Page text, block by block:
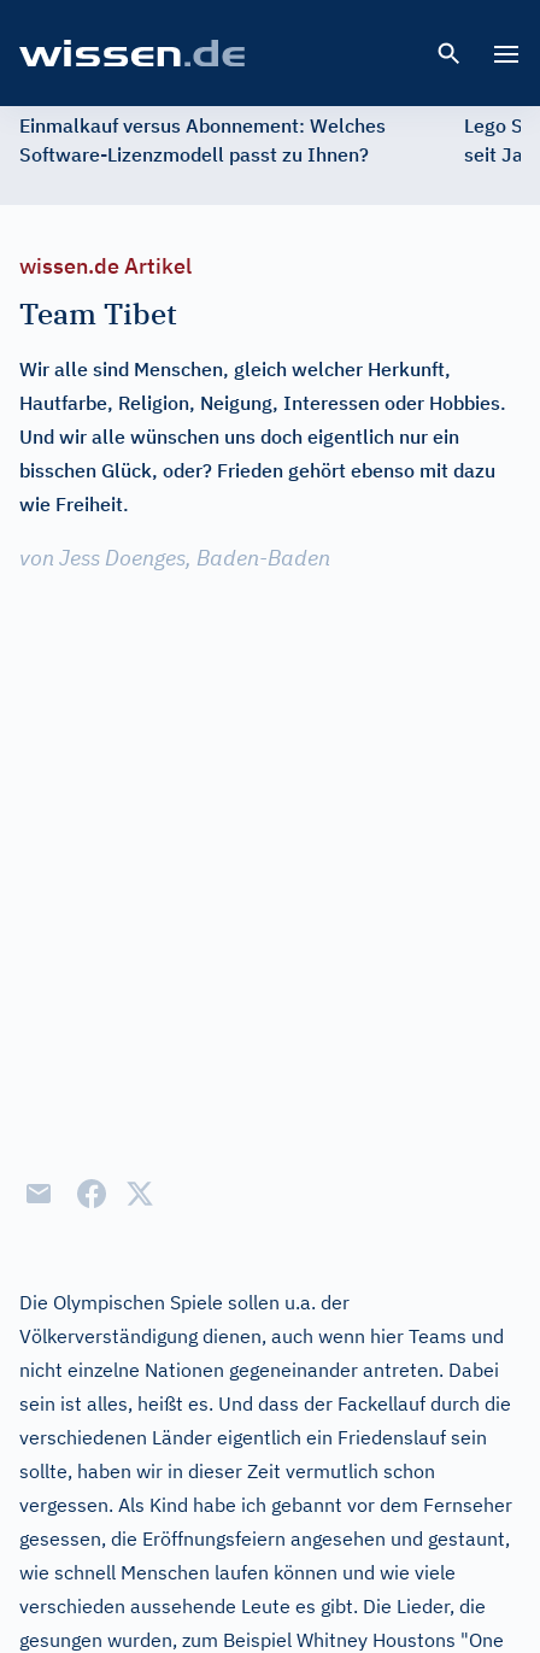
Einmalkauf versus Abonnement: Welches
Software-Lizenzmodell passt zu Ihnen?
Lego
seit
wissen.de Artikel
Team Tibet
Wir alle sind Menschen, gleich welcher Herkunft,
Hautfarbe, Religion, Neigung, Interessen oder Hobbies.
Und wir alle wünschen uns doch eigentlich nur ein
bisschen Glück, oder? Frieden gehört ebenso mit dazu
wie Freiheit.
von Jess Doenges, Baden-Baden
Die Olympischen Spiele sollen u.a. der
Völkerverständigung dienen, auch wenn hier Teams und
nicht einzelne Nationen gegeneinander antreten. Dabei
sein ist alles, heißt es. Und dass der Fackellauf durch die
verschiedenen Länder eigentlich ein Friedenslauf sein
sollte, haben wir in dieser Zeit vermutlich schon
vergessen. Als Kind habe ich gebannt vor dem Fernseher
gesessen, die Eröffnungsfeiern angesehen und gestaunt,
wie schnell Menschen laufen können und wie viele
verschieden aussehende Leute es gibt. Die Lieder, die
gesungen wurden, zum Beispiel Whitney Houstons "One